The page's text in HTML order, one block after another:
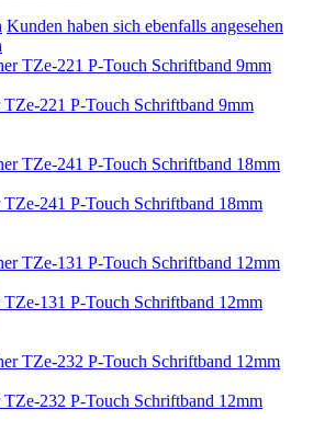
Kunden haben sich ebenfalls angesehen
221 P-Touch Schriftband 9mm
241 P-Touch Schriftband 18mm
131 P-Touch Schriftband 12mm
232 P-Touch Schriftband 12mm